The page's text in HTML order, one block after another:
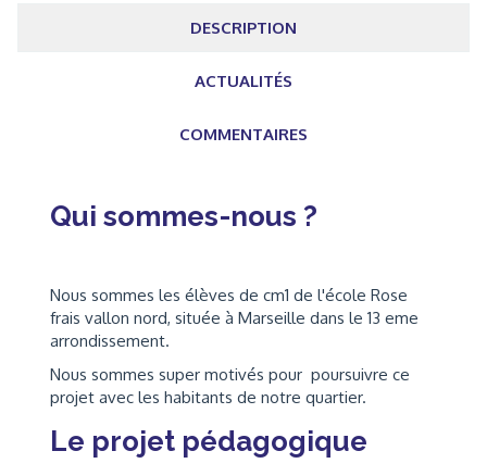
DESCRIPTION
ACTUALITÉS
COMMENTAIRES
Qui sommes-nous ?
Nous sommes les élèves de cm1 de l'école Rose
frais vallon nord, située à Marseille dans le 13 eme
arrondissement.
Nous sommes super motivés pour poursuivre ce
projet avec les habitants de notre quartier.
Le projet pédagogique